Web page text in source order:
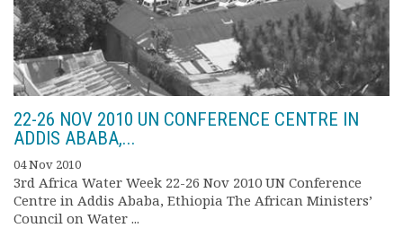
22-26 NOV 2010 UN CONFERENCE CENTRE IN
ADDIS ABABA,...
04 Nov 2010
3rd Africa Water Week 22-26 Nov 2010 UN Conference
Centre in Addis Ababa, Ethiopia The African Ministers’
Council on Water ...